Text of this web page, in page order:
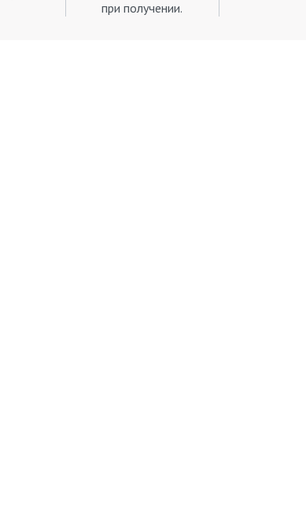
при получении.